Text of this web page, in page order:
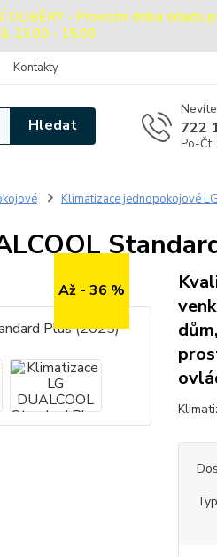
ODBĚRY - Provozní doba
13:00 - 15:00
Kontakty
Hledat 722
Po-
Klimatizace jednopokojové
Až - 36 %
Typ